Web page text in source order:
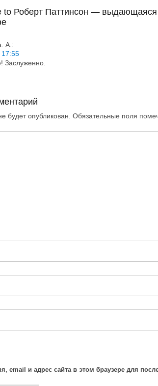
to Роберт Паттинсон — выдающаяся
А. :
17:55
Заслуженно.
будет опубликован. Обязательные поля
email и адрес сайта в этом браузере для